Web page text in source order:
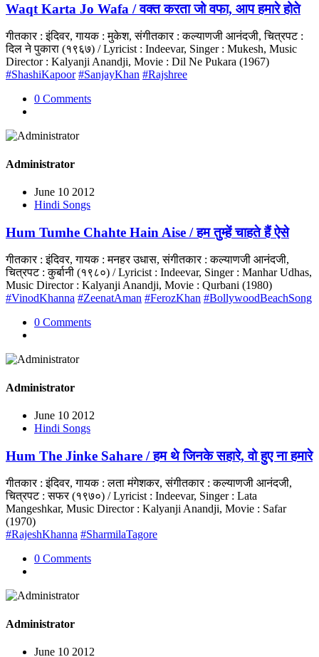
Waqt Karta Jo Wafa / वक्त करता जो वफा, आप हमारे होते
गीतकार : इंदिवर, गायक : मुकेश, संगीतकार : कल्याणजी आनंदजी, चित्रपट :
दिल ने पुकारा (१९६७) / Lyricist : Indeevar, Singer : Mukesh, Music
Director : Kalyanji Anandji, Movie : Dil Ne Pukara (1967)
#ShashiKapoor #SanjayKhan #Rajshree
0 Comments
Administrator
June 10 2012
Hindi Songs
Hum Tumhe Chahte Hain Aise / हम तुम्हें चाहते हैं ऐसे
गीतकार : इंदिवर, गायक : मनहर उधास, संगीतकार : कल्याणजी आनंदजी,
चित्रपट : कुर्बानी (१९८०) / Lyricist : Indeevar, Singer : Manhar Udhas,
Music Director : Kalyanji Anandji, Movie : Qurbani (1980)
#VinodKhanna #ZeenatAman #FerozKhan #BollywoodBeachSong
0 Comments
Administrator
June 10 2012
Hindi Songs
Hum The Jinke Sahare / हम थे जिनके सहारे, वो हुए ना हमारे
गीतकार : इंदिवर, गायक : लता मंगेशकर, संगीतकार : कल्याणजी आनंदजी,
चित्रपट : सफर (१९७०) / Lyricist : Indeevar, Singer : Lata
Mangeshkar, Music Director : Kalyanji Anandji, Movie : Safar
(1970)
#RajeshKhanna #SharmilaTagore
0 Comments
Administrator
June 10 2012